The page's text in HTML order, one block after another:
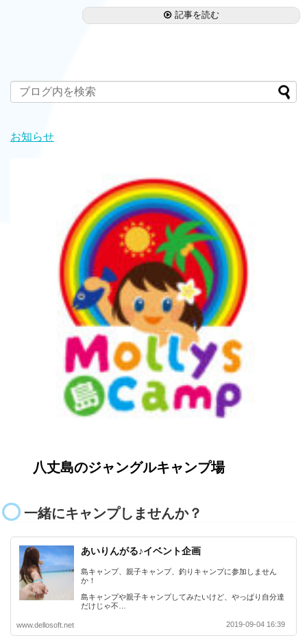
記事を読む
お知らせ
八丈島のジャングルキャンプ場
一緒にキャンプしませんか？
あいりんがる♪イベント企画
島キャンプ、親子キャンプ、釣りキャンプに参加しません
か！
島キャンプや親子キャンプしてみたいけど、やっぱり自分達
だけじゃ不…
www.dellosoft.net 2019-09-04 16:39